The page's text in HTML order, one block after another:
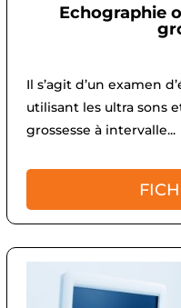
Echographie
Il s’agit d’un examen
utilisant les ultra sons
grossesse à intervalle...